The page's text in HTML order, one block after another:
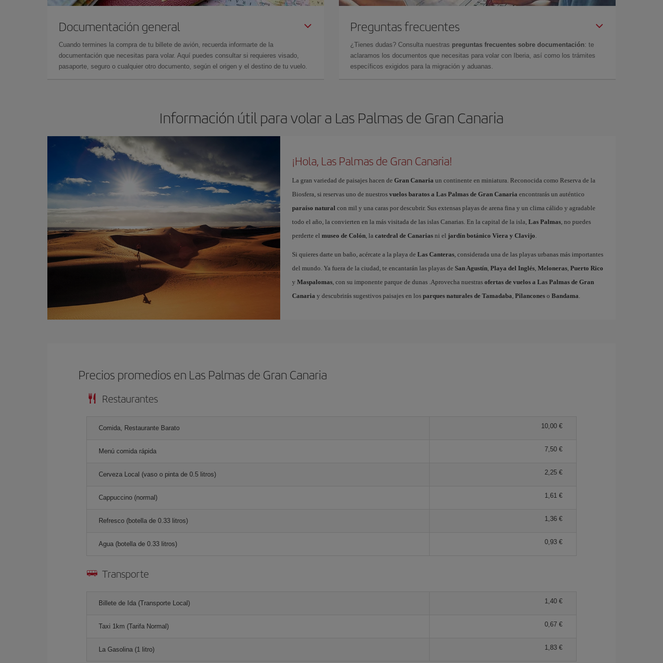
Documentación general
Cuando termines la compra de tu billete de avión, recuerda informarte de la
documentación que necesitas para volar. Aquí puedes consultar si requieres visado,
pasaporte, seguro o cualquier otro documento, según el origen y el destino de tu vuelo.
Preguntas frecuentes
¿Tienes dudas? Consulta nuestras preguntas frecuentes sobre documentación: te
aclaramos los documentos que necesitas para volar con Iberia, así como los trámites
específicos exigidos para la migración y aduanas.
Información útil para volar a Las Palmas de Gran Canaria
¡Hola, Las Palmas de Gran Canaria!
La gran variedad de paisajes hacen de Gran Canaria un continente en miniatura. Reconocida como Reserva de la
Biosfera, si reservas uno de nuestros vuelos baratos a Las Palmas de Gran Canaria encontrarás un auténtico
paraíso natural con mil y una caras por descubrir. Sus extensas playas de arena fina y un clima cálido y agradable
todo el año, la convierten en la más visitada de las islas Canarias. En la capital de la isla, Las Palmas, no puedes
perderte el museo de Colón, la catedral de Canariasni el jardín botánico Viera y Clavijo.
Si quieres darte un baño, acércate a la playa de Las Canteras, considerada una de las playas urbanas más importantes
del mundo. Ya fuera de la ciudad, te encantarán las playas de San Agustín, Playa del Inglés, Meloneras, Puerto Rico
y Maspalomas, con su imponente parque de dunas .Aprovecha nuestras ofertas de vuelos a Las Palmas de Gran
Canaria y descubrirás sugestivos paisajes en los parques naturales de Tamadaba, Pilanconeso Bandama.
Precios promedios en Las Palmas de Gran Canaria
Restaurantes
Comida, Restaurante Barato 10,00 €
Menú comida rápida 7,50 €
Cerveza Local (vaso o pinta de 0.5 litros) 2,25 €
Cappuccino (normal) 1,61 €
Refresco (botella de 0.33 litros) 1,36 €
Agua (botella de 0.33 litros) 0,93 €
Transporte
Billete de Ida (Transporte Local) 1,40 €
Taxi 1km (Tarifa Normal) 0,67 €
La Gasolina (1 litro) 1,83 €